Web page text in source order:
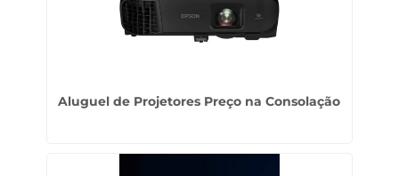
Aluguel de Projetores Preço na Consolação